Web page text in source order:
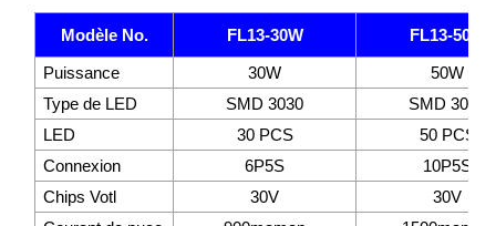
Modèle No. FL13-30W
FL13-50W
Puissance
30W
50W
Type de LED
SMD 3030
SMD 3030
LED
30 PCS
50 PCS
Connexion
6P5S
10P5S
Chips Votl
30V
30V